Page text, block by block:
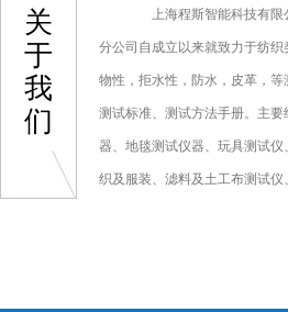
关
于
我
们
上海程斯智能科技有限公
分公司自成立以来就致力于纺
物性，拒水性，防水，皮革，
测试标准、测试方法手册。主
器、地毯测试仪器、玩具测试
织及服装、滤料及土工布测试